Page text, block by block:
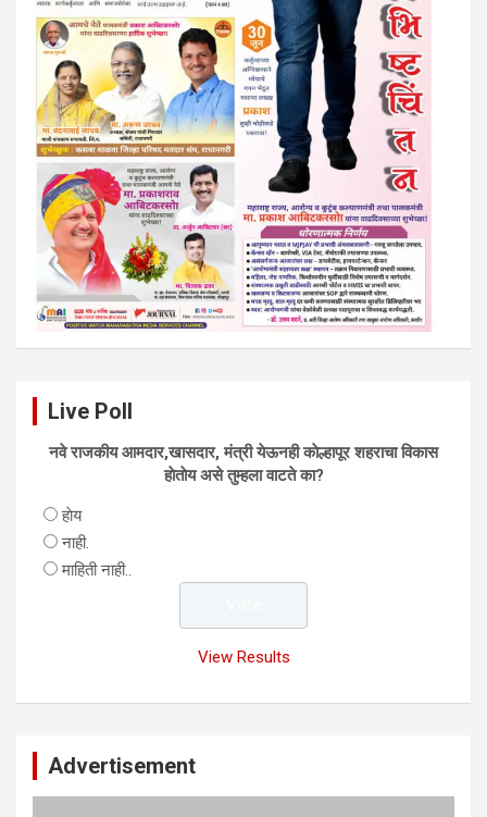
Live Poll
नवे राजकीय आमदार,खासदार, मंत्री येऊनही काेल्हापूर शहराचा विकास
हाेताेय असे तुम्हला वाटते का?
हाेय
नाही.
माहिती नाही..
View Results
Advertisement